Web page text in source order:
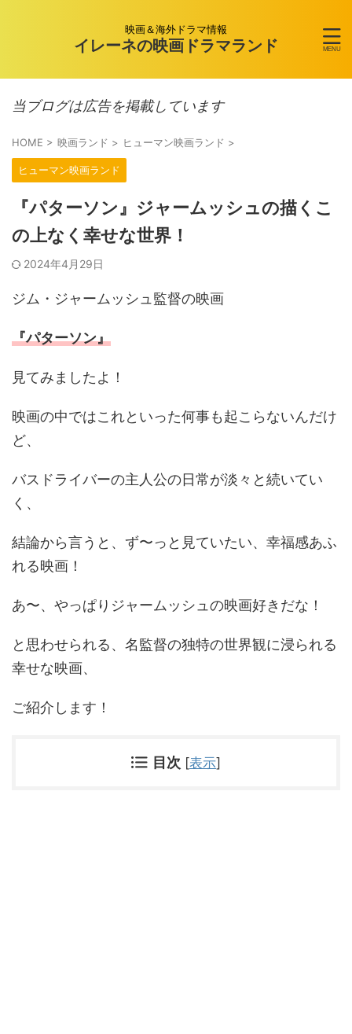
映画＆海外ドラマ情報
イレーネの映画ドラマランド
当ブログは広告を掲載しています
HOME > 映画ランド > ヒューマン映画ランド >
ヒューマン映画ランド
『パターソン』ジャームッシュの描くこ
の上なく幸せな世界！
2024年4月29日
ジム・ジャームッシュ監督の映画
『パターソン』
見てみましたよ！
映画の中ではこれといった何事も起こらないんだけ
ど、
バスドライバーの主人公の日常が淡々と続いてい
く、
結論から言うと、ず〜っと見ていたい、幸福感あふ
れる映画！
あ〜、やっぱりジャームッシュの映画好きだな！
と思わせられる、名監督の独特の世界観に浸られる
幸せな映画、
ご紹介します！
目次 [表示]